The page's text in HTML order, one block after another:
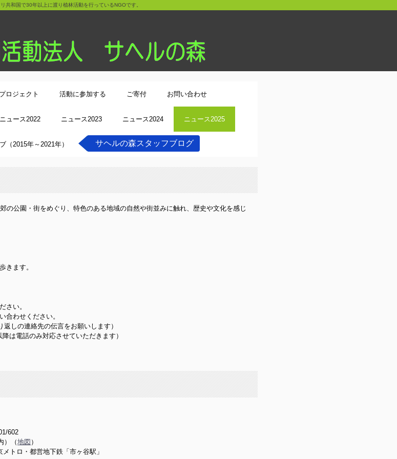
共和国で30年以上に渡り植林活動を行っているNGOです。
プロジェクト 活動に参加する ご寄付 お問い合わせ
ニュース2022 ニュース2023 ニュース2024 ニュース2025
（2015年～2021年） サヘルの森スタッフブログ
の公園・街をめぐり、特色のある地域の自然や街並みに触れ、歴史や文化を感じ
きます。
さい。
合わせください。
しの連絡先の伝言をお願いします）
は電話のみ対応させていただきます）
602
）（地図 ）
トロ・都営地下鉄「市ヶ谷駅」